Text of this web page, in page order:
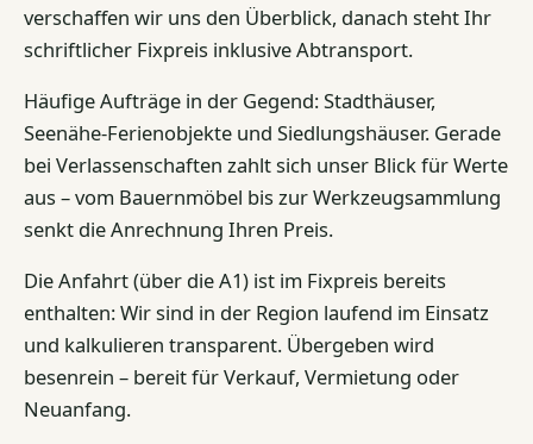
verschaffen wir uns den Überblick, danach steht Ihr
schriftlicher Fixpreis inklusive Abtransport.
Häufige Aufträge in der Gegend: Stadthäuser,
Seenähe-Ferienobjekte und Siedlungshäuser. Gerade
bei Verlassenschaften zahlt sich unser Blick für Werte
aus – vom Bauernmöbel bis zur Werkzeugsammlung
senkt die Anrechnung Ihren Preis.
Die Anfahrt (über die A1) ist im Fixpreis bereits
enthalten: Wir sind in der Region laufend im Einsatz
und kalkulieren transparent. Übergeben wird
besenrein – bereit für Verkauf, Vermietung oder
Neuanfang.